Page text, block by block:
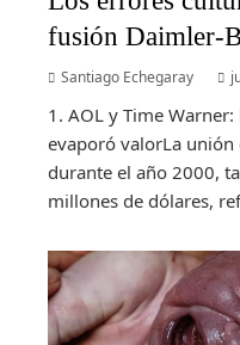
fusión Daimler-
Santiago Echegaray
1. AOL y Time
evaporó valorLa unión
durante el año 2000,
millones de dólares,